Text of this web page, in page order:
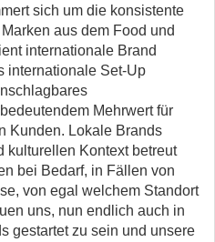
sich um die konsistente
aus dem Food und
internationale Brand
internationale Set-Up
Mehrwert für
Kunden. Lokale Brands
kulturellen Kontext betreut
bei Bedarf, in Fällen von
von egal welchem Standort
uns, nun endlich auch in
gestartet zu sein und unsere